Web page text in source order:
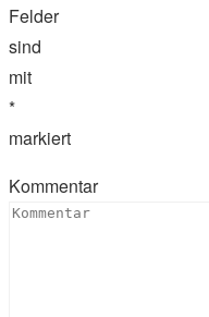
Felder
sind
mit
*
markiert
Kommentar